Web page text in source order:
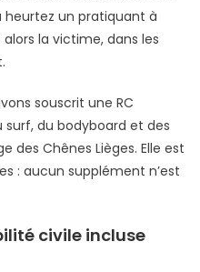
heurtez un pratiquant à
alors la victime, dans les
souscrit une RC
surf, du bodyboard et des
des Chênes Lièges. Elle est
: aucun supplément n’est
civile incluse